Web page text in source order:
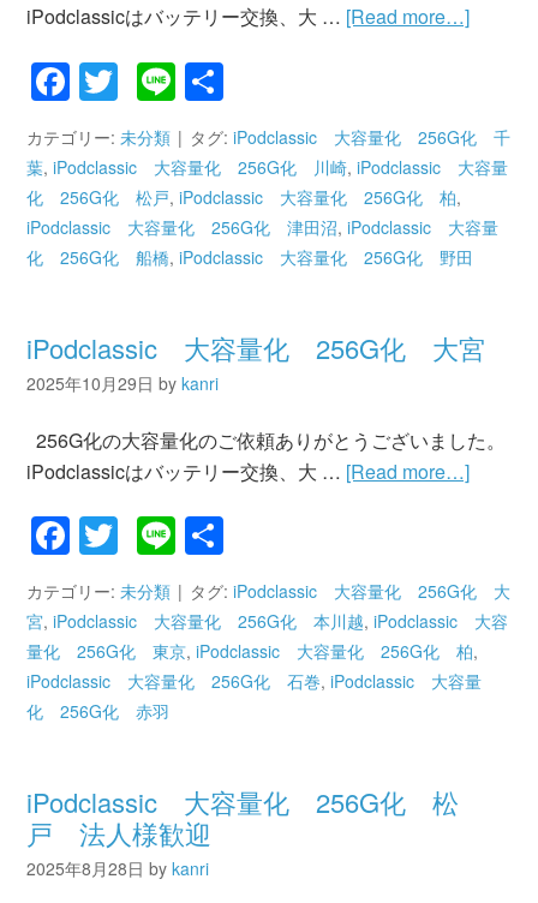
iPodclassicはバッテリー交換、大 … [Read more…]
Facebook
Twitter
Line
有
カテゴリー:未分類 タグ:iPodclassic 大容量化 256G化 千
葉,iPodclassic 大容量化 256G化 川崎,iPodclassic 大容量
化 256G化 松戸,iPodclassic 大容量化 256G化 柏,
iPodclassic 大容量化 256G化 津田沼,iPodclassic 大容量
化 256G化 船橋,iPodclassic 大容量化 256G化 野田
iPodclassic 大容量化 256G化 大宮
2025年10月29日 bykanri
256G化の大容量化のご依頼ありがとうございました。
iPodclassicはバッテリー交換、大 … [Read more…]
Facebook
Twitter
Line
有
カテゴリー:未分類 タグ:iPodclassic 大容量化 256G化 大
宮,iPodclassic 大容量化 256G化 本川越,iPodclassic 大容
量化 256G化 東京,iPodclassic 大容量化 256G化 柏,
iPodclassic 大容量化 256G化 石巻,iPodclassic 大容量
化 256G化 赤羽
iPodclassic 大容量化 256G化 松
戸 法人様歓迎
2025年8月28日 bykanri